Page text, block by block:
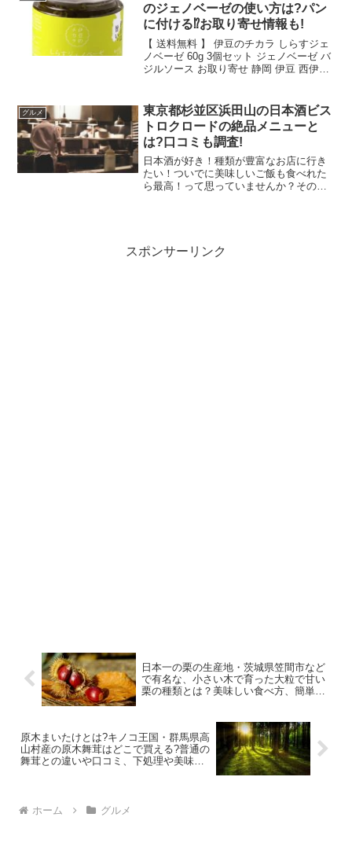
のジェノベーゼの使い方は?パン
に付ける⁉︎お取り寄せ情報も!
【 送料無料 】 伊豆のチカラ しらすジェ
ノベーゼ 60g 3個セット ジェノベーゼ バ
ジルソース お取り寄せ 静岡 伊豆 西伊豆
が詰まった三角屋水...
グルメ
東京都杉並区浜田山の日本酒ビス
トロクロードの絶品メニューと
は?口コミも調査!
日本酒が好き！種類が豊富なお店に行き
たい！ついでに美味しいご飯も食べれた
ら最高！って思っていませんか？その願
スポンサーリンク
日本一の栗の生産地・茨城県笠間市など
で有名な、小さい木で育った大粒で甘い
栗の種類とは？美味しい食べ方、簡単な
美味しい栗料理についても
原木まいたけとは?キノコ王国・群馬県高
山村産の原木舞茸はどこで買える?普通の
舞茸との違いや口コミ、下処理や美味し
ホーム グルメ